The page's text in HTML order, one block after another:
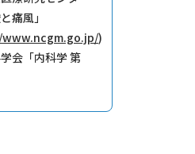
痛風」
)
会「内科学 第